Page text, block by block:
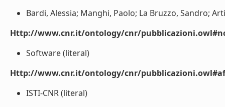
Bardi, Alessia; Manghi, Paolo; La Bruzzo, Sandro;
Http://www.cnr.it/ontology/cnr/
Software (literal)
Http://www.cnr.it/ontology/cnr/
ISTI-CNR (literal)